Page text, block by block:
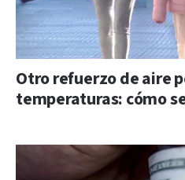
Otro refuerzo de aire
temperaturas: cómo